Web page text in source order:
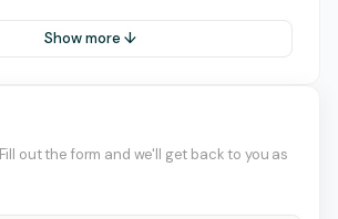
Show more ↓
out the form and we'll get back to you as